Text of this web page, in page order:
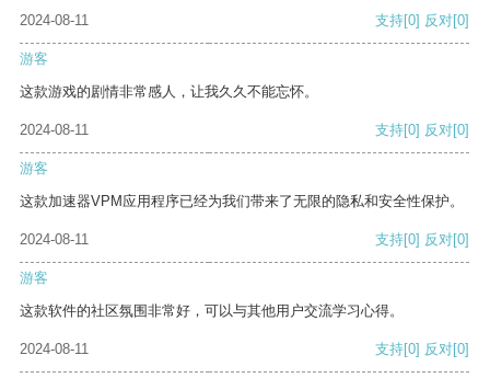
2024-08-11 支持[0] 反对[0]
游客
这款游戏的剧情非常感人，让我久久不能忘怀。
2024-08-11 支持[0] 反对[0]
游客
这款加速器VPM应用程序已经为我们带来了无限的隐私和安全性保护。
2024-08-11 支持[0] 反对[0]
游客
这款软件的社区氛围非常好，可以与其他用户交流学习心得。
2024-08-11 支持[0] 反对[0]